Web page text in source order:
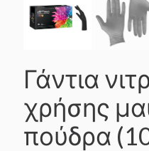
Γάντια
χρήσης
πούδρα